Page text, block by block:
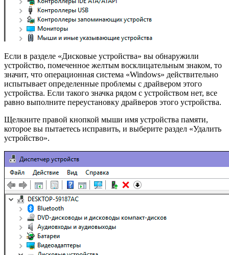
Если в разделе «Дисковые устройства» вы обнаружили
устройство, помеченное желтым восклицательным знаком, то
значит, что операционная система «Windows» действительно
испытывает определенные проблемы с драйвером этого
устройства. Если такого значка рядом с устройством нет, все
равно выполните переустановку драйверов этого устройства.
Щелкните правой кнопкой мыши имя устройства памяти,
которое вы пытаетесь исправить, и выберите раздел «Удалить
устройство».